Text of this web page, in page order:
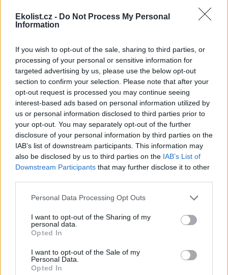
Ekolist.cz - Do Not Process My Personal
Information
If you wish to opt-out of the sale, sharing to third parties, or
processing of your personal or sensitive information for
targeted advertising by us, please use the below opt-out
section to confirm your selection. Please note that after your
opt-out request is processed you may continue seeing
interest-based ads based on personal information utilized by
us or personal information disclosed to third parties prior to
your opt-out. You may separately opt-out of the further
disclosure of your personal information by third parties on the
IAB’s list of downstream participants. This information may
also be disclosed by us to third parties on the IAB’s List of
Downstream Participants that may further disclose it to other
Personal Data Processing Opt Outs
I want to opt-out of the Sharing of my
personal data.
Opted In
I want to opt-out of the Sale of my
Personal Data.
Opted In
reklama
BEZK využívá agenturní zpravodajství ČTK, která si vyhrazuje